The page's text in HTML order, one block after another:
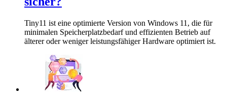
Tiny11 ist eine optimierte Version von Windows 11, die für
minimalen Speicherplatzbedarf und effizienten Betrieb auf
älterer oder weniger leistungsfähiger Hardware optimiert ist.